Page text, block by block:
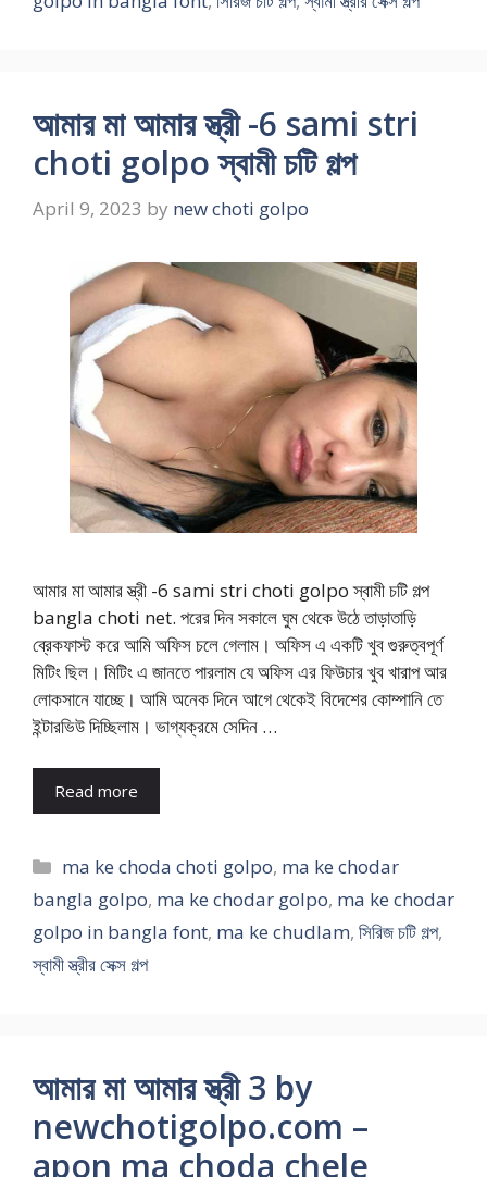
আমার মা আমার স্ত্রী -6 sami stri
choti golpo স্বামী চটি গল্প
April 9, 2023 by new choti golpo
আমার মা আমার স্ত্রী -6 sami stri choti golpo স্বামী চটি গল্প
bangla choti net. পরের দিন সকালে ঘুম থেকে উঠে তাড়াতাড়ি
ব্রেকফাস্ট করে আমি অফিস চলে গেলাম। অফিস এ একটি খুব গুরুত্বপূর্ণ
মিটিং ছিল। মিটিং এ জানতে পারলাম যে অফিস এর ফিউচার খুব খারাপ আর
লোকসানে যাচ্ছে। আমি অনেক দিনে আগে থেকেই বিদেশের কোম্পানি তে
ইন্টারভিউ দিচ্ছিলাম। ভাগ্যক্রমে সেদিন …
Read more
Categories
ma ke choda choti golpo, ma ke chodar
bangla golpo, ma ke chodar golpo, ma ke chodar
golpo in bangla font, ma ke chudlam, সিরিজ চটি গল্প,
স্বামী স্ত্রীর সেক্স গল্প
আমার মা আমার স্ত্রী 3 by
newchotigolpo.com –
apon ma choda chele